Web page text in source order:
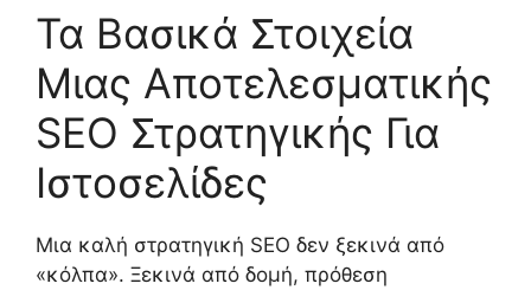
Τα Βασικά Στοιχεία
Μιας Αποτελεσματικής
SEO Στρατηγικής Για
Ιστοσελίδες
Μια καλή στρατηγική SEO δεν ξεκινά από
«κόλπα». Ξεκινά από δομή, πρόθεση